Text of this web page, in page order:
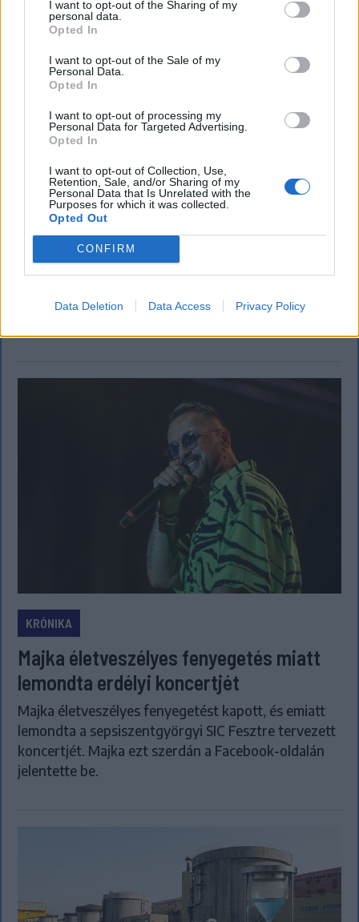
I want to opt-out of the Sharing of my
personal data.
Opted In
I want to opt-out of the Sale of my
Personal Data.
Opted In
I want to opt-out of processing my
Personal Data for Targeted Advertising.
Opted In
I want to opt-out of Collection, Use,
Retention, Sale, and/or Sharing of my
Personal Data that Is Unrelated with the
Purposes for which it was collected.
Opted Out
CONFIRM
Data Deletion Data Access Privacy Policy
KRÓNIKA
Miért alacsony Romániában a Duna
vízállása, ha az elmúlt hetekben heves
esőzések voltak?
Romániában az elmúlt hetekben heves esőzések
voltak, az ország mégsem mentesül a Duna alacsony
cernavodai atomerőmű működése is veszélybe
KRÓNIKA
Majka életveszélyes fenyegetés miatt
lemondta erdélyi koncertjét
Majka életveszélyes fenyegetést kapott, és emiatt
lemondta a sepsiszentgyörgyi SIC Fesztre tervezett
koncertjét. Majka ezt szerdán a Facebook-oldalán
jelentette be.